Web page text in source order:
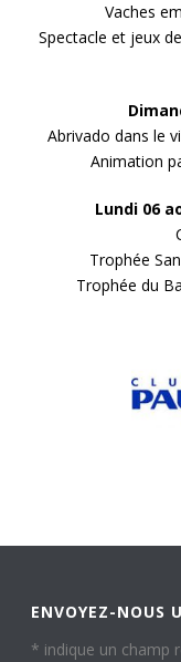
Vaches
Spectacle et jeux
Abrivado dans le
Animation
Lundi 06
Trophée
Trophée du
ENVOYEZ-NOUS
* indique un champ